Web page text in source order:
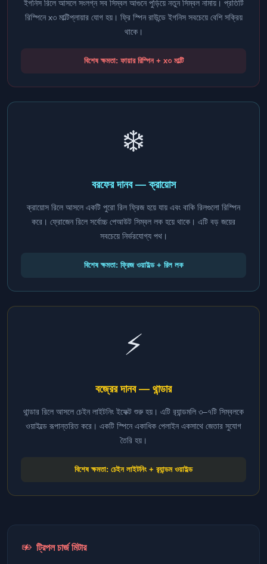
ইগনিস রিলে আসলে সংলগ্ন সব সিম্বল আগুনে পুড়িয়ে নতুন সিম্বল নামায়। প্রতিটি
রিস্পিনে x৩ মাল্টিপ্লায়ার যোগ হয়। ফ্রি স্পিন রাউন্ডে ইগনিস সবচেয়ে বেশি সক্রিয়
থাকে।
বিশেষ ক্ষমতা: ফায়ার রিস্পিন + x৩ মাল্টি
❄️
বরফের দানব — ক্রায়োস
ক্রায়োস রিলে আসলে একটি পুরো রিল ফ্রিজ হয়ে যায় এবং বাকি রিলগুলো রিস্পিন
করে। ফ্রোজেন রিলে সর্বোচ্চ পেআউট সিম্বল লক হয়ে থাকে। এটি বড় জয়ের
সবচেয়ে নির্ভরযোগ্য পথ।
বিশেষ ক্ষমতা: ফ্রিজ ওয়াইল্ড + রিল লক
⚡
বজ্রের দানব — থান্ডার
থান্ডার রিলে আসলে চেইন লাইটনিং ইফেক্ট শুরু হয়। এটি র‍্যান্ডমলি ৩–৭টি সিম্বলকে
ওয়াইল্ডে রূপান্তরিত করে। একটি স্পিনে একাধিক পেলাইন একসাথে জেতার সুযোগ
তৈরি হয়।
বিশেষ ক্ষমতা: চেইন লাইটনিং + র‍্যান্ডম ওয়াইল্ড
ট্রিপল চার্জ মিটার